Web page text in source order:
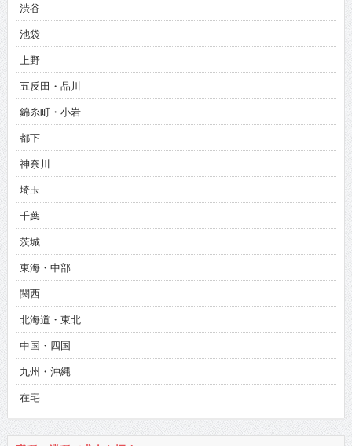
渋谷
池袋
上野
五反田・品川
錦糸町・小岩
都下
神奈川
埼玉
千葉
茨城
東海・中部
関西
北海道・東北
中国・四国
九州・沖縄
在宅